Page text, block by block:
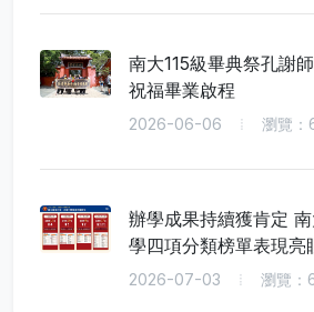
南大115級畢典祭孔謝
祝福畢業啟程
2026-06-06 瀏覽：
辦學成果持續獲肯定
學四項分類榜單表現亮
2026-07-03 瀏覽：